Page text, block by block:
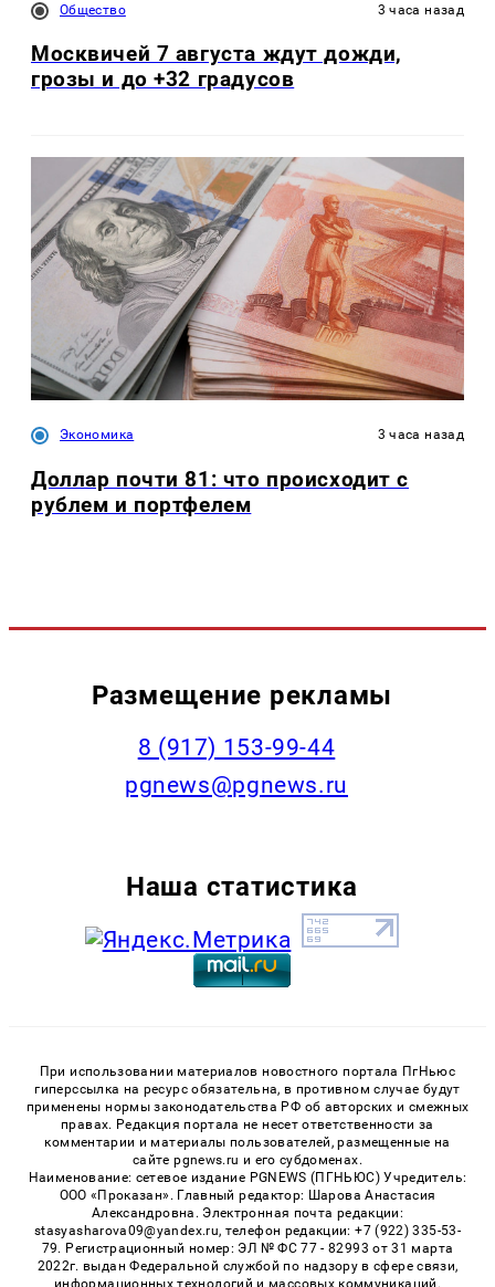
Общество 3 часа назад
Москвичей 7 августа ждут дожди,
грозы и до +32 градусов
Экономика 3 часа назад
Доллар почти 81: что происходит с
рублем и портфелем
Размещение рекламы
‭8 (917) 153-99-44
pgnews@pgnews.ru
Наша статистика
При использовании материалов новостного портала ПгНьюс
гиперссылка на ресурс обязательна, в противном случае будут
применены нормы законодательства РФ об авторских и смежных
правах. Редакция портала не несет ответственности за
комментарии и материалы пользователей, размещенные на
сайте pgnews.ru и его субдоменах.
Наименование: сетевое издание PGNEWS (ПГНЬЮС) Учредитель:
ООО «Проказан». Главный редактор: Шарова Анастасия
Александровна. Электронная почта редакции:
stasyasharova09@yandex.ru, телефон редакции: +7 (922) 335-53-
79. Регистрационный номер: ЭЛ № ФС 77 - 82993 от 31 марта
2022г. выдан Федеральной службой по надзору в сфере связи,
информационных технологий и массовых коммуникаций.